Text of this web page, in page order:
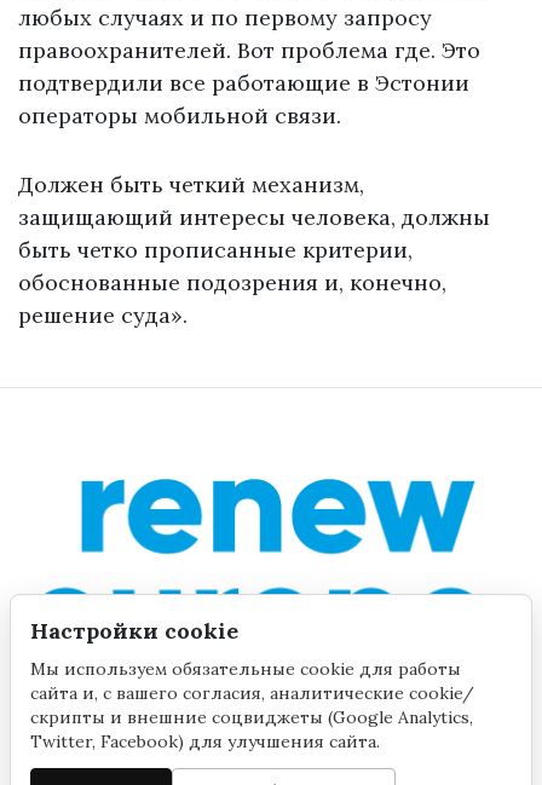
любых случаях и по первому запросу
правоохранителей. Вот проблема где. Это
подтвердили все работающие в Эстонии
операторы мобильной связи.
Должен быть четкий механизм,
защищающий интересы человека, должны
быть четко прописанные критерии,
обоснованные подозрения и, конечно,
решение суда».
Настройки cookie
Мы используем обязательные cookie для работы
сайта и, с вашего согласия, аналитические cookie/
скрипты и внешние соцвиджеты (Google Analytics,
Twitter, Facebook) для улучшения сайта.